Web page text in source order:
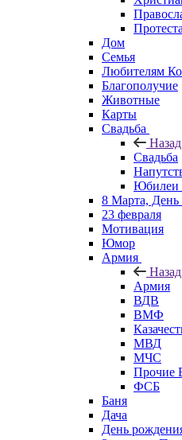
Дом
Семья
Любителям
Благополучие
Животные
Карты
Свадьба
Назад
Свадьба
Юбилеи
8 Марта, День
23 февраля
Мотивация
Юмор
Армия
Назад
Армия
ВДВ
ВМФ
МВД
МЧС
Прочие
ФСБ
Баня
Дача
День